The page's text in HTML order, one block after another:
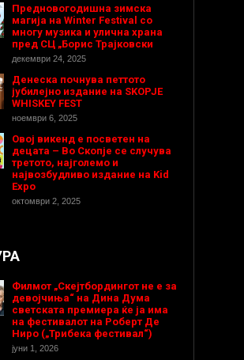
Предновогодишнa зимска
магија на Winter Festival со
многу музика и улична храна
пред СЦ „Борис Трајковски
декември 24, 2025
Денеска почнува петтото
јубилејно издание на SKOPJE
WHISKEY FEST
ноември 6, 2025
Овој викенд е посветен на
децата – Во Скопје се случува
третото, најголемо и
највозбудливо издание на Kid
Expo
октомври 2, 2025
Филмот „Скејтбордингот не е за
девојчиња“ на Дина Дума
светската премиера ќе ја има
на фестивалот на Роберт Де
Ниро („Трибека фестивал“)
јуни 1, 2026